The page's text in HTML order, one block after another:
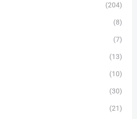
(204)
(8)
(7)
(13)
(10)
(30)
(21)